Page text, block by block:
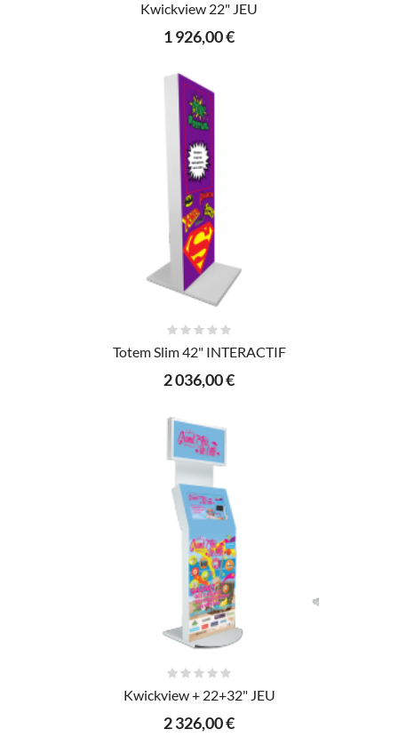
Kwickview 22" JEU
1 926,00 €
AJOUTER AU PANIER
Totem Slim 42" INTERACTIF
2 036,00 €
AJOUTER AU PANIER
Kwickview + 22+32" JEU
2 326,00 €